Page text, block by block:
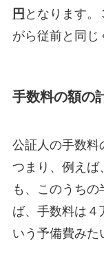
円 となります
がら従前と同じ
手数料の額の
公証人の手数料
つまり、例えば
も、このうち
ば、手数料は４
いう予備費みた